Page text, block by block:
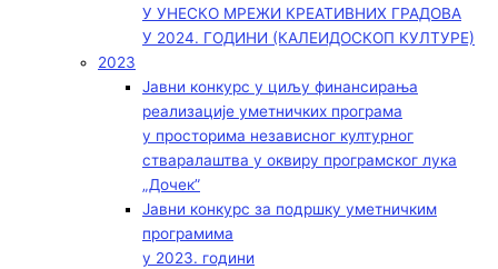
У УНЕСКО МРЕЖИ КРЕАТИВНИХ ГРАДОВА
У 2024. ГОДИНИ (КАЛЕИДОСКОП КУЛТУРЕ)
2023
Јавни конкурс у циљу финансирања
реализације уметничких програма
у просторима независног културног
стваралаштва у оквиру програмског лука
„Дочек”
Јавни конкурс за подршку уметничким
програмима
у 2023. години